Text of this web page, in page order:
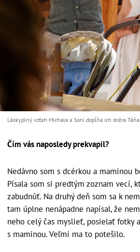
Láskyplný vzťah Michala a Soni dopĺňa ich dcéra
Čím vás naposledy prekvapil?
Nedávno som s dcérkou a maminou
Písala som si predtým zoznam vecí,
zabudnúť. Na druhý deň som sa k
tam úplne nenápadne napísal, že
neho celý čas myslieť, posielať fotky
s maminou. Veľmi ma to potešilo.